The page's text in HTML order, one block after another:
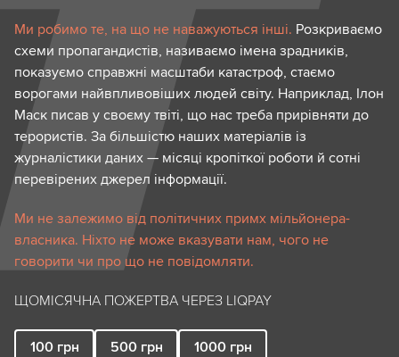
Ми робимо те, на що не наважуються інші. Розкриваємо
схеми пропагандистів, називаємо імена зрадників,
показуємо справжні масштаби катастроф, стаємо
ворогами найвпливовіших людей світу. Наприклад, Ілон
Маск писав у своєму твіті, що нас треба прирівняти до
терористів. За більшістю наших матеріалів із
журналістики даних — місяці кропіткої роботи й сотні
перевірених джерел інформації.
Ми не залежимо від політичних примх мільйонера-
власника. Ніхто не може вказувати нам, чого не
говорити чи про що не повідомляти.
ЩОМІСЯЧНА ПОЖЕРТВА ЧЕРЕЗ LIQPAY
100 грн 500 грн 1000 грн